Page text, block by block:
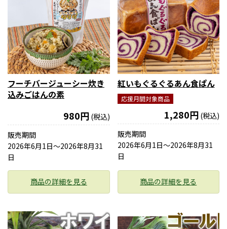
フーチバージューシー炊き
込みごはんの素
980円 (税込)
販売期間
2026年6月1日〜2026年8月31
日
商品の詳細を見る
紅いもぐるぐるあん食ぱん
応援月間対象商品
1,280円 (税込)
販売期間
2026年6月1日〜2026年8月31
日
商品の詳細を見る